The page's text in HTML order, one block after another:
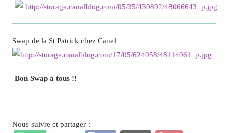
Swap de la St Patrick chez Canel
Bon Swap à tous !!
Nous suivre et partager :